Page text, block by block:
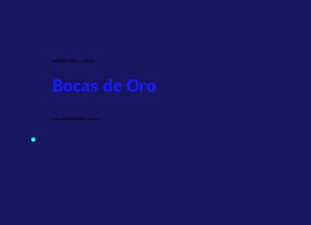
RÉPERTOIRE — 2023
Bocas de Oro
Marcela Santander Corvalán